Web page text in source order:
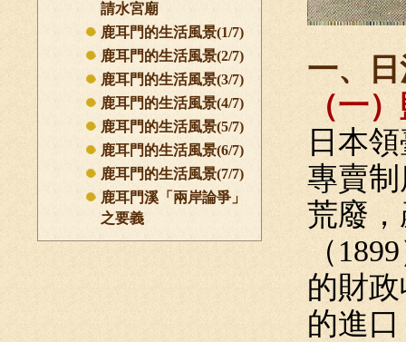
請水宮廟
鹿耳門的生活風景(1/7)
鹿耳門的生活風景(2/7)
鹿耳門的生活風景(3/7)
鹿耳門的生活風景(4/7)
鹿耳門的生活風景(5/7)
鹿耳門的生活風景(6/7)
鹿耳門的生活風景(7/7)
鹿耳門溪「兩岸論爭」
之要義
一、
（一
日本
專賣
荒廢
（
的財
的進